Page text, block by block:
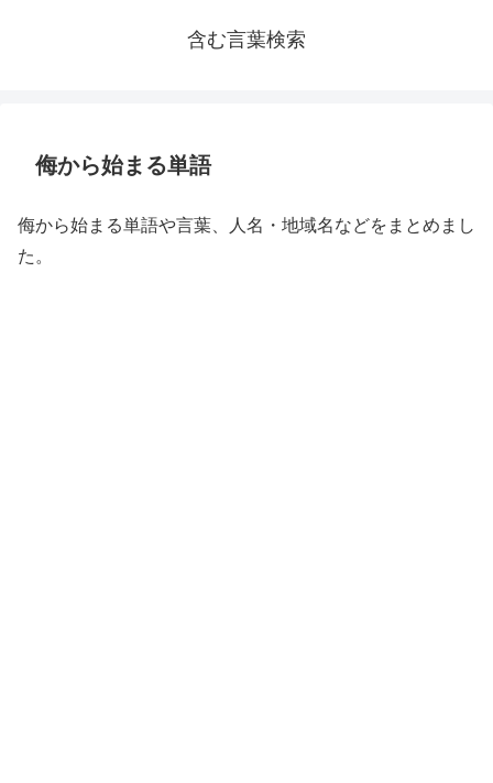
含む言葉検索
侮から始まる単語
侮から始まる単語や言葉、人名・地域名などをまとめまし
た。